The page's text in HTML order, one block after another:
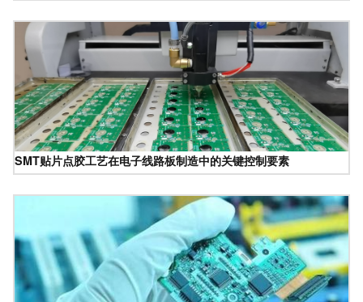
SMT贴片点胶工艺在电子线路板制造中的关键控制要素